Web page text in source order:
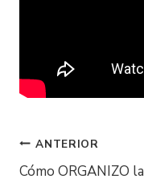
ANTERIOR
Cómo ORGANIZO la